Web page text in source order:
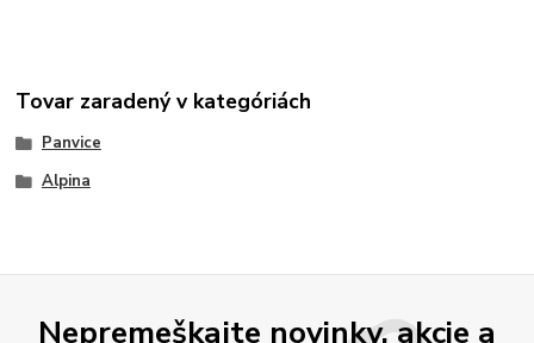
Tovar zaradený v kategóriách
Panvice
Alpina
Nepremeškajte novinky, akcie a